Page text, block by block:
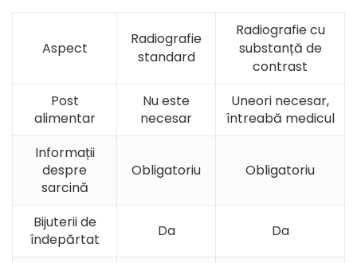
Aspect
Radiografie
standard
Radiografie cu
substanță de
contrast
Post
alimentar
Nu este
necesar
Uneori necesar,
întreabă medicul
Informații
despre
sarcină
Obligatoriu Obligatoriu
Bijuterii de
îndepărtat
Da Da